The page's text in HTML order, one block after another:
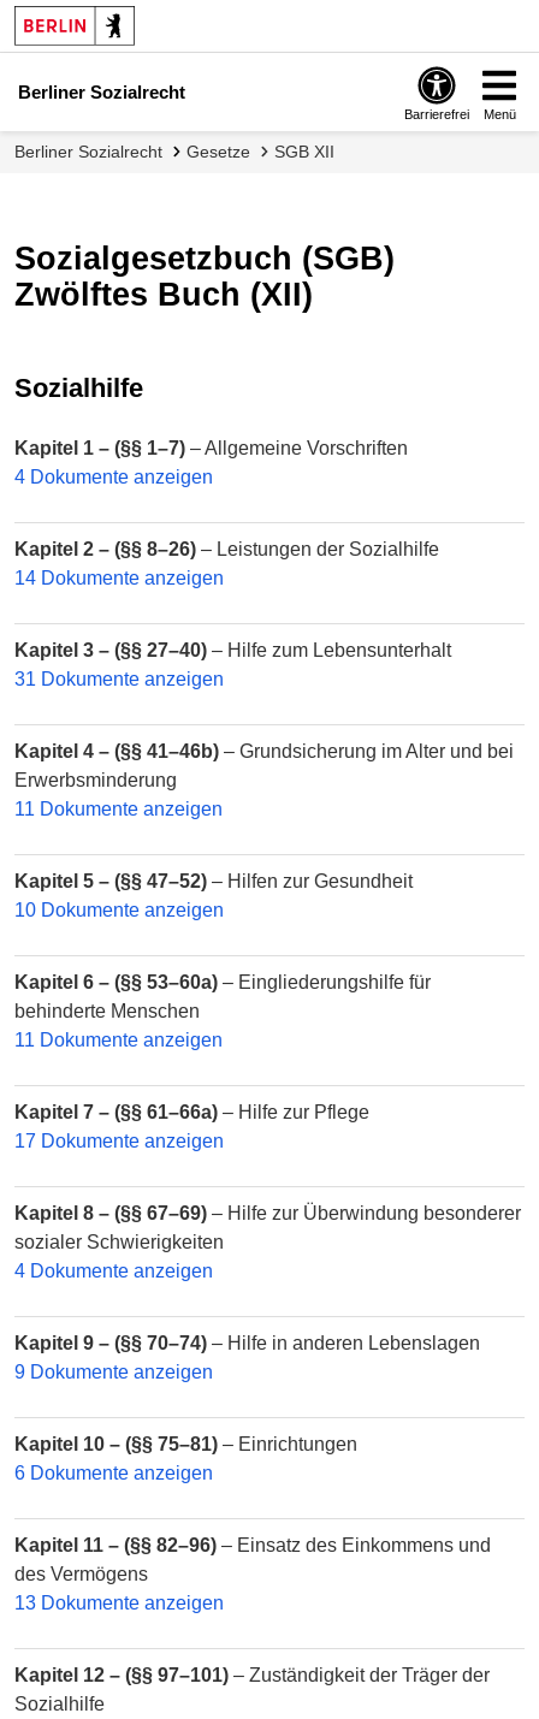
Berliner Sozialrecht
Barrierefrei Menü
Berliner Sozialrecht Gesetze SGB XII
Sozialgesetzbuch (SGB)
Zwölftes Buch (XII)
Sozialhilfe
Kapitel 1 – (§§ 1–7) – Allgemeine Vorschriften
4 Dokumente anzeigen
Kapitel 2 – (§§ 8–26) – Leistungen der Sozialhilfe
14 Dokumente anzeigen
Kapitel 3 – (§§ 27–40) – Hilfe zum Lebensunterhalt
31 Dokumente anzeigen
Kapitel 4 – (§§ 41–46b) – Grundsicherung im Alter und bei
Erwerbsminderung
11 Dokumente anzeigen
Kapitel 5 – (§§ 47–52) – Hilfen zur Gesundheit
10 Dokumente anzeigen
Kapitel 6 – (§§ 53–60a) – Eingliederungshilfe für
behinderte Menschen
11 Dokumente anzeigen
Kapitel 7 – (§§ 61–66a) – Hilfe zur Pflege
17 Dokumente anzeigen
Kapitel 8 – (§§ 67–69) – Hilfe zur Überwindung besonderer
sozialer Schwierigkeiten
4 Dokumente anzeigen
Kapitel 9 – (§§ 70–74) – Hilfe in anderen Lebenslagen
9 Dokumente anzeigen
Kapitel 10 – (§§ 75–81) – Einrichtungen
6 Dokumente anzeigen
Kapitel 11 – (§§ 82–96) – Einsatz des Einkommens und
des Vermögens
13 Dokumente anzeigen
Kapitel 12 – (§§ 97–101) – Zuständigkeit der Träger der
Sozialhilfe